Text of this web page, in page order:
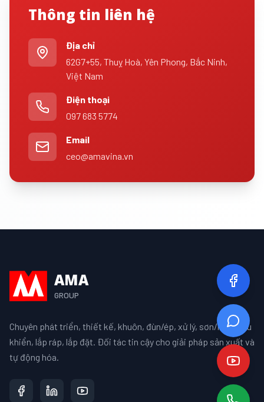
Thông tin liên hệ
Địa chỉ
62G7+55, Thuỵ Hoà, Yên Phong, Bắc Ninh,
Việt Nam
Điện thoại
097 683 5774
Email
ceo@amavina.vn
AMA
GROUP
Chuyên phát triển, thiết kế, khuôn, đùn/ép, xử lý, sơn/mạ, điều
khiển, lắp ráp, lắp đặt. Đối tác tin cậy cho giải pháp sản xuất và
tự động hóa.